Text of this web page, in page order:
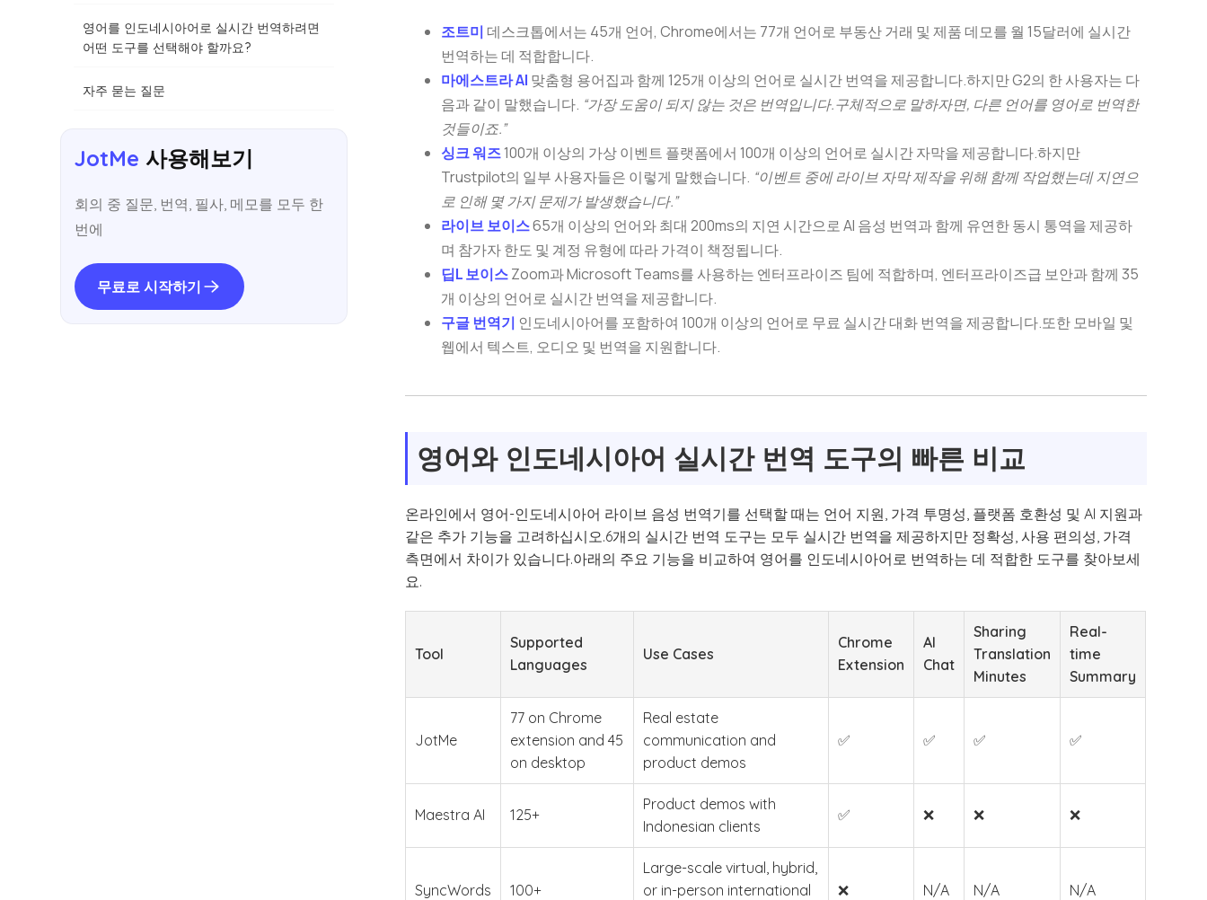
영어를 인도네시아어로 실시간 번역하려면
어떤 도구를 선택해야 할까요?
자주 묻는 질문
JotMe 사용해보기
회의 중 질문, 번역, 필사, 메모를 모두 한
번에
무료로 시작하기
조트미 데스크톱에서는 45개 언어, Chrome에서는 77개 언어로 부동산 거래 및 제품 데모를 월 15달러에 실시간
번역하는 데 적합합니다.
마에스트라 AI 맞춤형 용어집과 함께 125개 이상의 언어로 실시간 번역을 제공합니다.하지만 G2의 한 사용자는 다
음과 같이 말했습니다. “가장 도움이 되지 않는 것은 번역입니다.구체적으로 말하자면, 다른 언어를 영어로 번역한
것들이죠.”
싱크 워즈100개 이상의 가상 이벤트 플랫폼에서 100개 이상의 언어로 실시간 자막을 제공합니다.하지만
Trustpilot의 일부 사용자들은 이렇게 말했습니다. “이벤트 중에 라이브 자막 제작을 위해 함께 작업했는데 지연으
로 인해 몇 가지 문제가 발생했습니다.”
라이브 보이스65개 이상의 언어와 최대 200ms의 지연 시간으로 AI 음성 번역과 함께 유연한 동시 통역을 제공하
며 참가자 한도 및 계정 유형에 따라 가격이 책정됩니다.
딥L 보이스Zoom과 Microsoft Teams를 사용하는 엔터프라이즈 팀에 적합하며, 엔터프라이즈급 보안과 함께 35
개 이상의 언어로 실시간 번역을 제공합니다.
구글 번역기 인도네시아어를 포함하여 100개 이상의 언어로 무료 실시간 대화 번역을 제공합니다.또한 모바일 및
웹에서 텍스트, 오디오 및 번역을 지원합니다.
영어와 인도네시아어 실시간 번역 도구의 빠른 비교
온라인에서 영어-인도네시아어 라이브 음성 번역기를 선택할 때는 언어 지원, 가격 투명성, 플랫폼 호환성 및 AI 지원과
같은 추가 기능을 고려하십시오.6개의 실시간 번역 도구는 모두 실시간 번역을 제공하지만 정확성, 사용 편의성, 가격
측면에서 차이가 있습니다.아래의 주요 기능을 비교하여 영어를 인도네시아어로 번역하는 데 적합한 도구를 찾아보세
요.
Tool
Supported
Languages
Use Cases
Chrome
Extension
AI
Chat
Sharing
Translation
Minutes
Real-
time
Summary
JotMe
77 on Chrome
extension and 45
on desktop
Real estate
communication and
product demos
✅ ✅ ✅ ✅
Maestra AI 125+
Product demos with
Indonesian clients
✅ ❌ ❌ ❌
SyncWords 100+
Large-scale virtual, hybrid,
or in-person international
❌ N/A N/A N/A